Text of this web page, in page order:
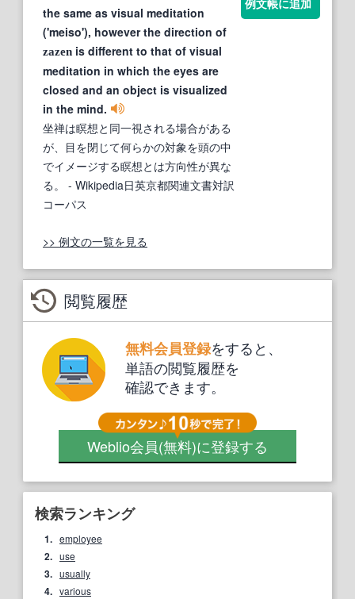
the same as visual meditation
('meiso'), however the direction of
zazen is different to that of visual
meditation in which the eyes are
closed and an object is visualized
in the mind.
坐禅は瞑想と同一視される場合がある
が、目を閉じて何らかの対象を頭の中
でイメージする瞑想とは方向性が異な
る。
- Wikipedia日英京都関連文書対訳
コーパス
例文帳に追加
>> 例文の一覧を見る
閲覧履歴
無料会員登録をすると、
単語の閲覧履歴を
確認できます。
Weblio会員(無料)に登録する
検索ランキング
1. employee
2. use
3. usually
4. various